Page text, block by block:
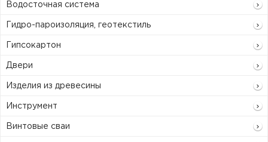
Водосточная система
Гидро-пароизоляция, геотекстиль
Гипсокартон
Двери
Изделия из древесины
Инструмент
Винтовые сваи